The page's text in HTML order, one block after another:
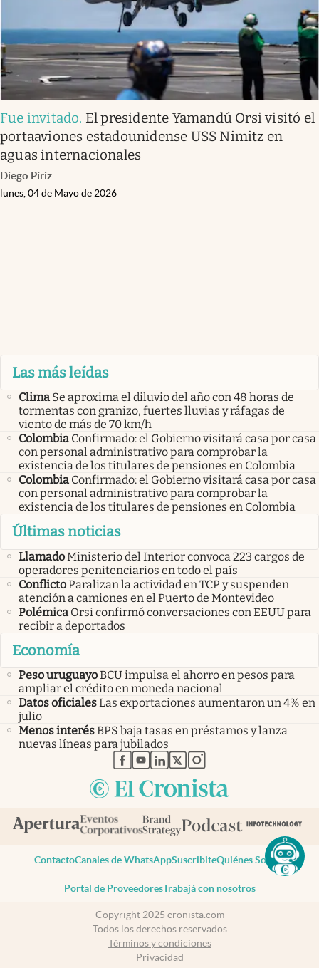
Fue invitado. El presidente Yamandú Orsi visitó el
portaaviones estadounidense USS Nimitz en
aguas internacionales
Diego Píriz
lunes, 04 de Mayo de 2026
Las más leídas
Clima Se aproxima el diluvio del año con 48 horas de
tormentas con granizo, fuertes lluvias y ráfagas de
viento de más de 70 km/h
Colombia Confirmado: el Gobierno visitará casa por casa
con personal administrativo para comprobar la
existencia de los titulares de pensiones en Colombia
Colombia Confirmado: el Gobierno visitará casa por casa
con personal administrativo para comprobar la
existencia de los titulares de pensiones en Colombia
Últimas noticias
LlamadoMinisterio del Interior convoca 223 cargos de
operadores penitenciarios en todo el país
ConflictoParalizan la actividad en TCP y suspenden
atención a camiones en el Puerto de Montevideo
Polémica Orsi confirmó conversaciones con EEUU para
recibir a deportados
Economía
Peso uruguayoBCU impulsa el ahorro en pesos para
ampliar el crédito en moneda nacional
Datos oficialesLas exportaciones aumentaron un 4% en
julio
Menos interésBPS baja tasas en préstamos y lanza
nuevas líneas para jubilados
abre en nueva pestaña
abre en nueva pestaña
abre en nueva pestaña
abre en nueva pestaña
abre en nueva pestaña
ContactoCanales de WhatsAppSuscribiteQuiénes Somos
Portal de ProveedoresTrabajá con nosotros
Copyright 2025 cronista.com
Todos los derechos reservados
Términos y condiciones
Privacidad